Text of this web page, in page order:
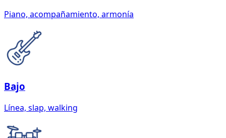
Piano, acompañamiento, armonía
Bajo
Línea, slap, walking